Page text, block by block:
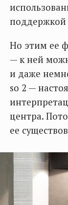
поддержкой
Но этим ее
— к ней
и даже
so 2 —
центра.
ее